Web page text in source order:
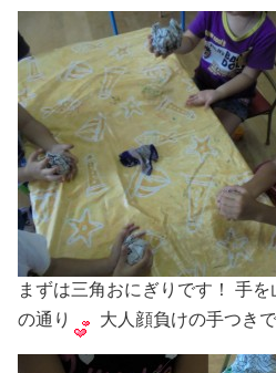
まずは三角おにぎりです！ 手
の通り
大人顔負けの手つき